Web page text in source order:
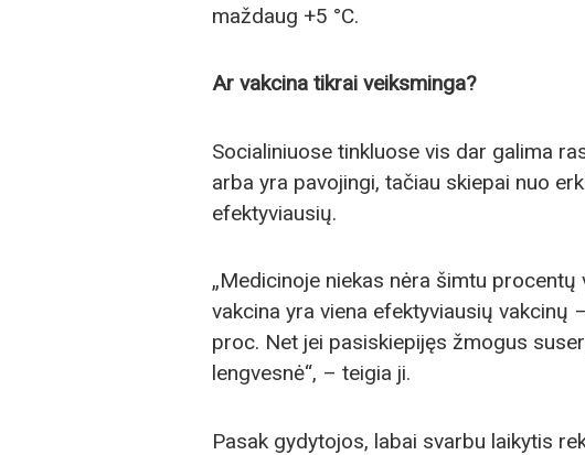
maždaug +5 °C.
Ar vakcina tikrai veiksminga?
Socialiniuose tinkluose vis dar galima
arba yra pavojingi, tačiau skiepai nuo
efektyviausių.
„Medicinoje niekas nėra šimtu
vakcina yra viena efektyviausių
proc. Net jei pasiskiepijęs žmogus
lengvesnė“, – teigia ji.
Pasak gydytojos, labai svarbu laikytis